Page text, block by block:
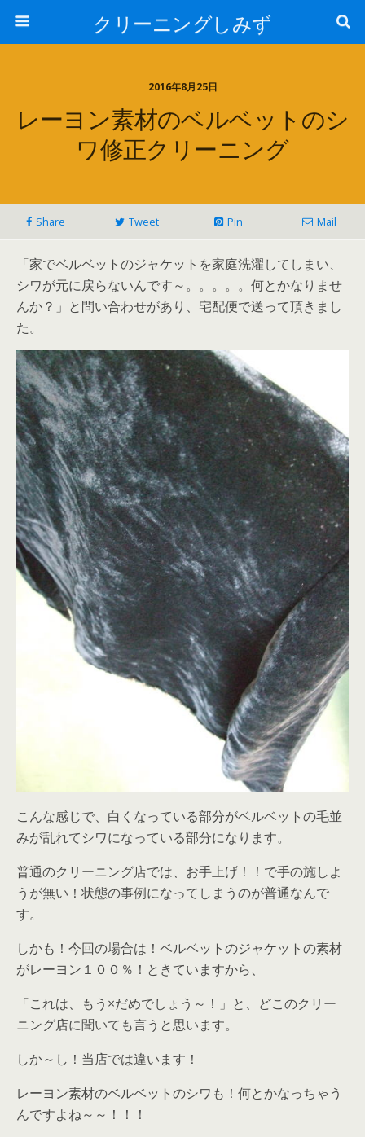
クリーニングしみず
2016年8月25日
レーヨン素材のベルベットのシ
ワ修正クリーニング
Share Tweet Pin Mail
「家でベルベットのジャケットを家庭洗濯してしまい、
シワが元に戻らないんです～。。。。。何とかなりませ
んか？」と問い合わせがあり、宅配便で送って頂きまし
た。
こんな感じで、白くなっている部分がベルベットの毛並
みが乱れてシワになっている部分になります。
普通のクリーニング店では、お手上げ！！で手の施しよ
うが無い！状態の事例になってしまうのが普通なんで
す。
しかも！今回の場合は！ベルベットのジャケットの素材
がレーヨン１００％！ときていますから、
「これは、もう×だめでしょう～！」と、どこのクリー
ニング店に聞いても言うと思います。
しか～し！当店では違います！
レーヨン素材のベルベットのシワも！何とかなっちゃう
んですよね～～！！！